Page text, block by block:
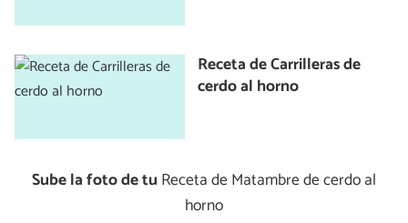
Receta de Carrilleras de
cerdo al horno
Sube la foto de tu Receta de Matambre de cerdo al
horno